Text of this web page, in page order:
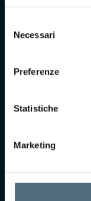
delNecessari
Preferenze
Statistiche
Marketing